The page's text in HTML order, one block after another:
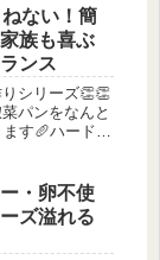
な秋の三大食
な『栗🌰』を
ねない！簡
族も喜ぶ
ンス
シリーズ👏👏
パンをなんと
す🥖ハード系
もシンプルだ
っという間に
・卵不使
ズ溢れる